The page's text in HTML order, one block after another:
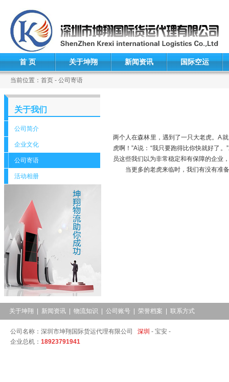
首 页 关于坤翔 新闻资讯 国际空运
当前位置：首页 - 公司寄语
关于我们
公司简介
企业文化
公司寄语
活动相册
两个人在森林里，遇到了一只大老虎。A
虎啊！”A说：“我只要跑得比你快就好了
员这些我们以为非常稳定和有保障的企业
当更多的老虎来临时，我们有没有准
关于坤翔 新闻资讯 物流知识 公司账号 荣誉档案 联系方式
公司名称：深圳市坤翔国际货运代理有限公司 深圳 - 宝安 -
企业总机： 18923791941